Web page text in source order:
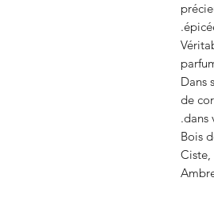
Dans
de
dans
Bois
Ciste,